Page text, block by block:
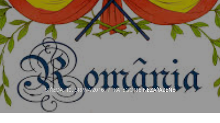
STŘEDA, 10. SRPNA 2016 / KATEGORIENEZAŘAZENÉ